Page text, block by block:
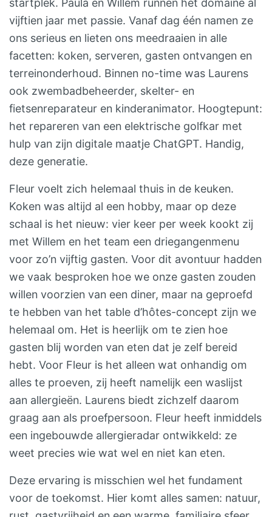
startplek. Paula en Willem runnen het domaine al
vijftien jaar met passie. Vanaf dag één namen ze
ons serieus en lieten ons meedraaien in alle
facetten: koken, serveren, gasten ontvangen en
terreinonderhoud. Binnen no-time was Laurens
ook zwembadbeheerder, skelter- en
fietsenreparateur en kinderanimator. Hoogtepunt:
het repareren van een elektrische golfkar met
hulp van zijn digitale maatje ChatGPT. Handig,
deze generatie.
Fleur voelt zich helemaal thuis in de keuken.
Koken was altijd al een hobby, maar op deze
schaal is het nieuw: vier keer per week kookt zij
met Willem en het team een driegangenmenu
voor zo’n vijftig gasten. Voor dit avontuur hadden
we vaak besproken hoe we onze gasten zouden
willen voorzien van een diner, maar na geproefd
te hebben van het table d’hôtes-concept zijn we
helemaal om. Het is heerlijk om te zien hoe
gasten blij worden van eten dat je zelf bereid
hebt. Voor Fleur is het alleen wat onhandig om
alles te proeven, zij heeft namelijk een waslijst
aan allergieën. Laurens biedt zichzelf daarom
graag aan als proefpersoon. Fleur heeft inmiddels
een ingebouwde allergieradar ontwikkeld: ze
weet precies wie wat wel en niet kan eten.
Deze ervaring is misschien wel het fundament
voor de toekomst. Hier komt alles samen: natuur,